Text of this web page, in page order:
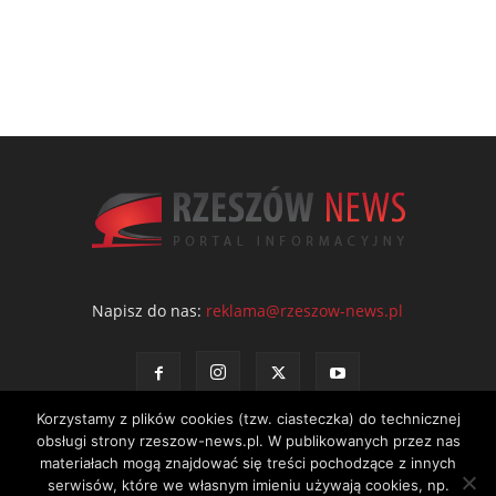
Napisz do nas: reklama@rzeszow-news.pl
Kontakt Polityka prywatności Regulamin portalu
Korzystamy z plików cookies (tzw. ciasteczka) do technicznej
obsługi strony rzeszow-news.pl. W publikowanych przez nas
materiałach mogą znajdować się treści pochodzące z innych
serwisów, które we własnym imieniu używają cookies, np.